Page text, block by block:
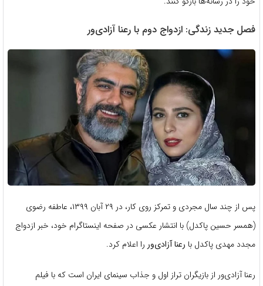
فصل جدید زندگی: ازدواج دوم با رعنا آزادی‌ور
پس از چند سال مجردی و تمرکز روی کار، در ۲۹ آبان ۱۳۹۹، عاطفه رضوی
(همسر حسین پاکدل) با انتشار عکسی در صفحه اینستاگرام خود، خبر ازدواج
مجدد مهدی پاکدل با رعنا آزادی‌ور را اعلام کرد.
رعنا آزادی‌ور از بازیگران تراز اول و جذاب سینمای ایران است که با فیلم